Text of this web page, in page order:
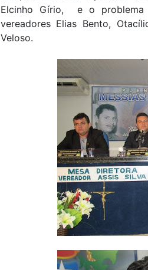
Elcinho Gírio, e o
vereadores Elias Bento,
Veloso.